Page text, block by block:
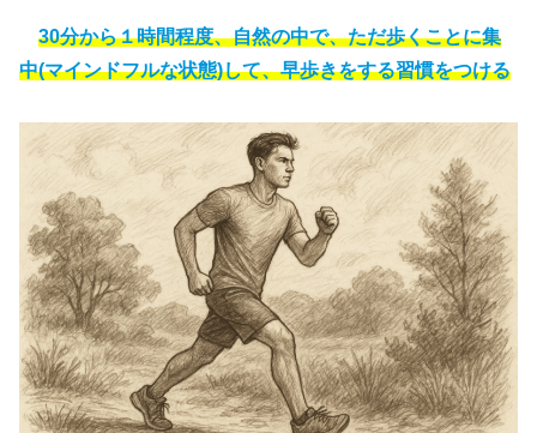
30分から１時間程度、自然の中で、ただ歩くことに集
中(マインドフルな状態)して、早歩きをする習慣をつける